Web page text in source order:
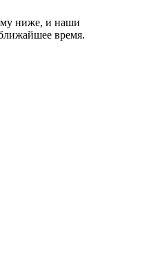
ниже, и наши
время.